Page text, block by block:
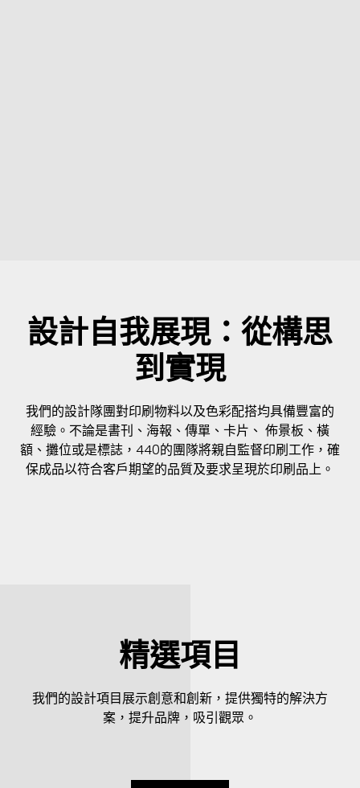
設計自我展現：從構思
到實現
我們的設計隊團對印刷物料以及色彩配搭均具備豐富的
經驗。不論是書刊、海報、傳單、卡片、 佈㬌板、橫
額、攤位或是標誌，440的團隊將親自監督印刷工作，確
保成品以符合客戶期望的品質及要求呈現於印刷品上。
精選項目
我們的設計項目展示創意和創新，提供獨特的解決方
案，提升品牌，吸引觀眾。